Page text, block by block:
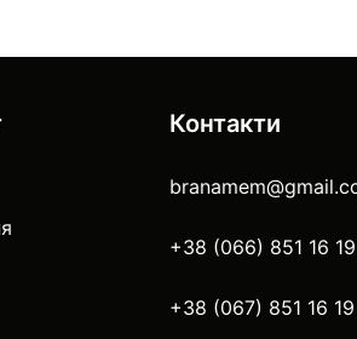
Контакти
+38 (066) 851 16 19
+38 (067) 851 16 19